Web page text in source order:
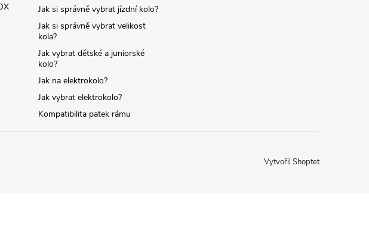
Jak si správně vybrat jízdní kolo?
Jak si správně vybrat velikost
kola?
Jak vybrat dětské a juniorské
kolo?
Jak na elektrokolo?
Jak vybrat elektrokolo?
Kompatibilita patek rámu
Vytvořil Shoptet